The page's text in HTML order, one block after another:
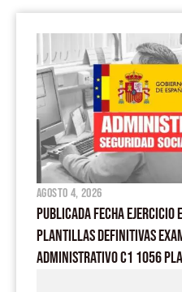
agosto 4, 2026
PUBLICADA FECHA EJERCICIO
PLANTILLAS DEFINITIVAS
ADMINISTRATIVO C1 1056